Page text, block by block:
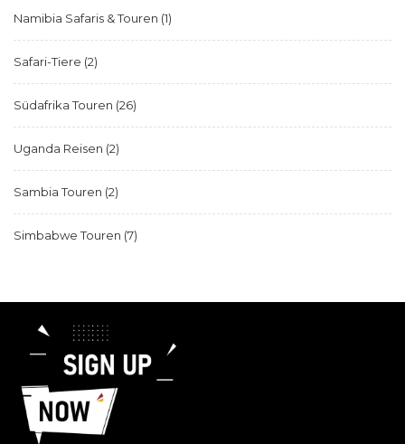
Namibia Safaris & Touren (1)
Safari-Tiere (2)
Südafrika Touren (26)
Uganda Reisen (2)
Sambia Touren (2)
Simbabwe Touren (7)